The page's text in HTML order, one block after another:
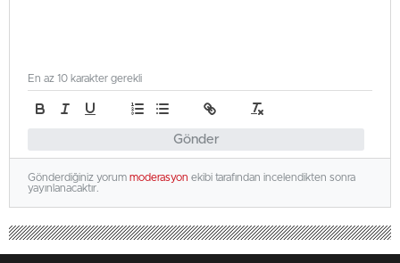
Gönder
En az 10 karakter gerekli
Gönderdiğiniz yorum moderasyon ekibi tarafından incelendikten sonra
yayınlanacaktır.